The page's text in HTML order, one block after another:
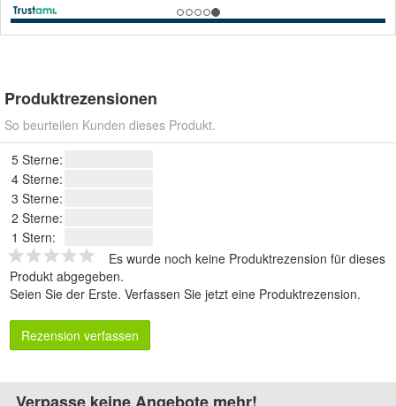
Produktrezensionen
So beurteilen Kunden dieses Produkt.
5 Sterne:
4 Sterne:
3 Sterne:
2 Sterne:
1 Stern:
Es wurde noch keine Produktrezension für dieses
Produkt abgegeben.
Seien Sie der Erste. Verfassen Sie jetzt eine Produktrezension.
Rezension verfassen